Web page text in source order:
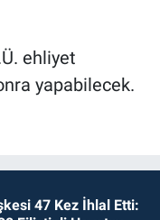
ehliyet
yapabilecek.
47 Kez İhlal Etti: